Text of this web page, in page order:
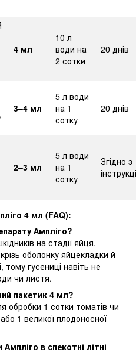
4 мл
10 л
води на
2 сотки
20 днів
3–4 мл
5 л води
на 1
сотку
20 днів
2–3 мл
5 л води
на 1
сотку
Згідно з
4 мл (FAQ):
Ампліго?
на стадії яйця.
оболонку яйцекладки й
гусениці навіть не
чи листя.
пакетик 4 мл?
обробки 1 сотки томатів чи
1 великої плодоносної
в спекотні літні